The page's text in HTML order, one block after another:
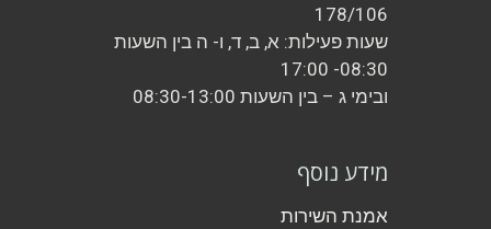
178/106
שעות פעילות: א, ב, ד, ו- ה בין השעות
08:30- 17:00
ובימי ג – בין השעות 08:30-13:00
מידע נוסף
אמנת השירות